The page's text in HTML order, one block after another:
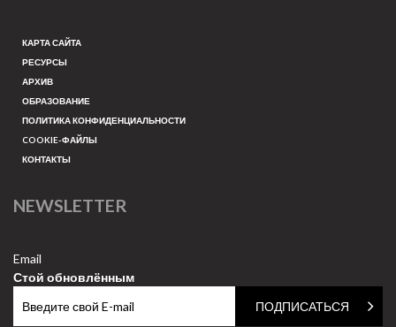
КАРТА САЙТА
РЕСУРСЫ
АРХИВ
ОБРАЗОВАНИЕ
ПОЛИТИКА КОНФИДЕНЦИАЛЬНОСТИ
COOKIE-ФАЙЛЫ
КОНТАКТЫ
NEWSLETTER
Email
Стой обновлённым